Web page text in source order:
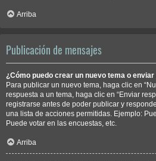
Arriba
Publicación de mensajes
¿Cómo puedo crear un nuevo tema o
Para publicar un nuevo tema, haga clic en
respuesta a un tema, haga clic en “Enviar
registrarse antes de poder publicar y
una lista de acciones permitidas. Ejemplo:
Puede votar en las encuestas, etc.
Arriba